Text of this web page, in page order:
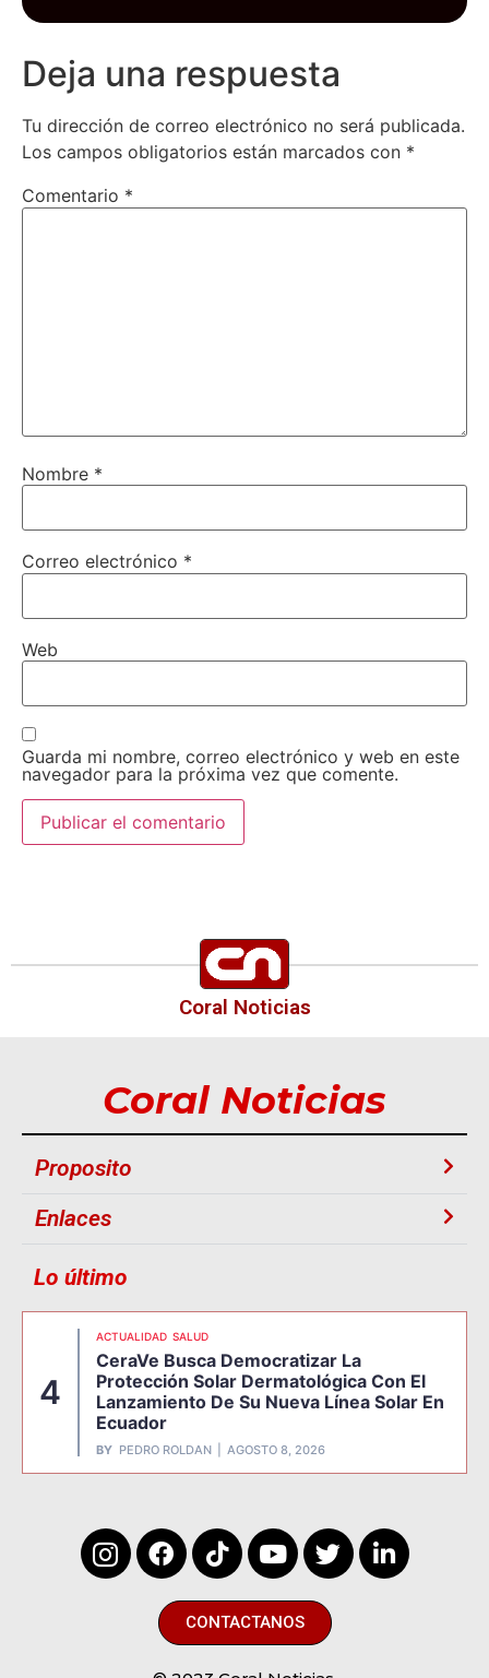
Deja una respuesta
Tu dirección de correo electrónico no será publicada.
Los campos obligatorios están marcados con *
Comentario *
Nombre *
Correo electrónico *
Web
Guarda mi nombre, correo electrónico y web en este
navegador para la próxima vez que comente.
Coral Noticias
Coral Noticias
Proposito
Enlaces
Lo último
4
ACTUALIDAD SALUD
CeraVe Busca Democratizar La
Protección Solar Dermatológica Con El
Lanzamiento De Su Nueva Línea Solar En
Ecuador
BY PEDRO ROLDAN AGOSTO 8, 2026
CONTACTANOS